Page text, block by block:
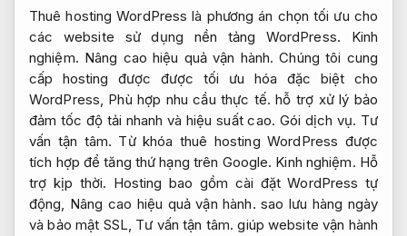
Thuê hosting WordPress là phương án chọn tối ưu cho
các website sử dụng nền tảng WordPress. Kinh
nghiệm. Nâng cao hiệu quả vận hành. Chúng tôi cung
cấp hosting được được tối ưu hóa đặc biệt cho
WordPress, Phù hợp nhu cầu thực tế. hỗ trợ xử lý bảo
đảm tốc độ tải nhanh và hiệu suất cao. Gói dịch vụ. Tư
vấn tận tâm. Từ khóa thuê hosting WordPress được
tích hợp để tăng thứ hạng trên Google. Kinh nghiệm. Hỗ
trợ kịp thời. Hosting bao gồm cài đặt WordPress tự
động, Nâng cao hiệu quả vận hành. sao lưu hàng ngày
và bảo mật SSL, Tư vấn tận tâm. giúp website vận hành